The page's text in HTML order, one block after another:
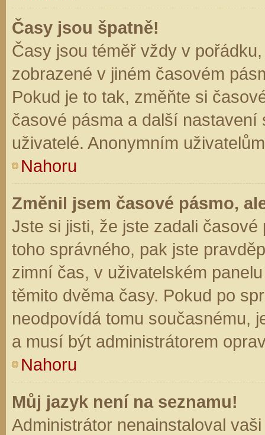
Časy jsou špatně!
Časy jsou téměř vždy v
zobrazené v jiném časovém
Pokud je to tak, změňte si
časové pásma a další
uživatelé. Anonymním
Nahoru
Změnil jsem časové pásmo,
Jste si jisti, že jste zadali
toho správného, pak jste
zimní čas, v uživatelském
těmito dvěma časy. Pokud po
neodpovídá tomu současnému,
a musí být administrátorem
Nahoru
Můj jazyk není na seznamu!
Administrátor nenainstaloval